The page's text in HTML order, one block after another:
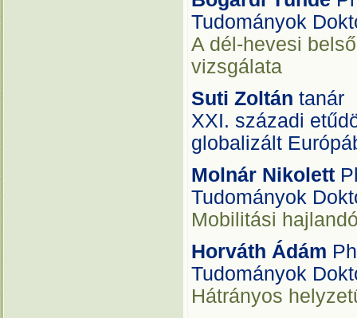
Tudományok
A dél-hevesi
vizsgálata
Suti Zoltán tanár
XXI. századi
globalizált
Molnár Nikolett
Tudományok
Mobilitási
Horváth Ádám
Tudományok
Hátrányos